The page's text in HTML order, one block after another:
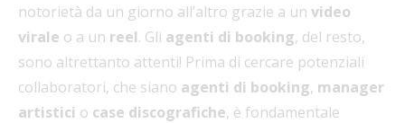
notorietà da un giorno all’altro grazie a un video
virale o a un reel. Gli agenti di booking, del resto,
sono altrettanto attenti! Prima di cercare potenziali
collaboratori, che siano agenti di booking, manager
artistici o case discografiche, è fondamentale